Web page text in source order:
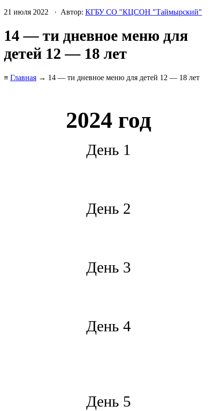
21 июля 2022 · Автор: КГБУ СО "КЦСОН "Таймырский"
14 — ти дневное меню для
детей 12 — 18 лет
≡ Главная → 14 — ти дневное меню для детей 12 — 18 лет
2024 год
День 1
День 2
День 3
День 4
День 5